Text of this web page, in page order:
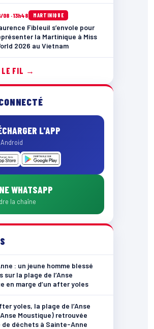
08 · 13h48 MARTINIQUE
Fibleuil s’envole pour
la Martinique à Miss
2026 au Vietnam
LE FIL →
L'APP
WHATSAPP
la chaîne
: un jeune homme blessé
sur la plage de l’Anse
en marge d’un after yoles
yoles, la plage de l’Anse
Moustique) retrouvée
déchets à Sainte-Anne